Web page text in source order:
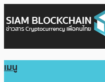
เมนู